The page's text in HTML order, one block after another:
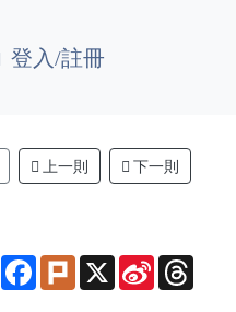
登入/註冊
上一則 下一則
Line Facebook
PlurkX Sina
Weibo